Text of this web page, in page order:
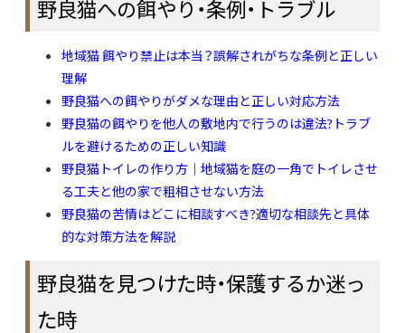
野良猫への餌やり・条例・トラブル
地域猫 餌やり禁止は本当？誤解されがちな条例と正しい
理解
野良猫への餌やりがダメな理由と正しい対応方法
野良猫の餌やりを他人の敷地内で行うのは違法?トラブ
ルを避けるための正しい知識
野良猫トイレの作り方｜地域猫を庭の一角でトイレさせ
る工夫と他の家で粗相させない方法
野良猫の苦情はどこに相談すべき?適切な相談先と具体
的な対策方法を解説
野良猫を見つけた時・保護するか迷っ
た時